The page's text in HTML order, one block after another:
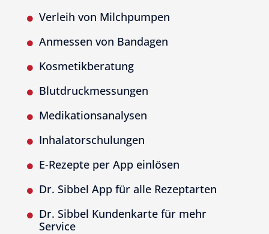
 Verleih von Milchpumpen
 Anmessen von Bandagen
 Kosmetikberatung
 Blutdruckmessungen
 Medikationsanalysen
 Inhalatorschulungen
 E-Rezepte per App einlösen
 Dr. Sibbel App für alle Rezeptarten

Dr. Sibbel Kundenkarte für mehr
Service